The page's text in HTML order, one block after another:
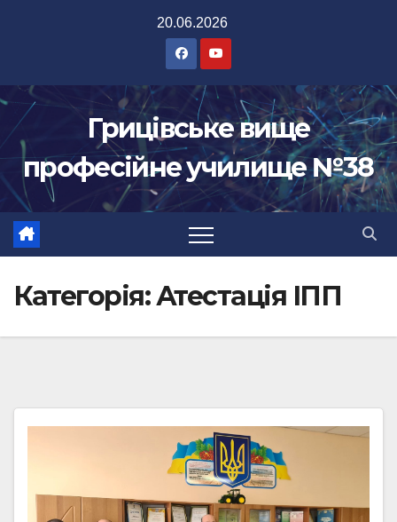
20.06.2026
Грицівське вище
професійне училище №38
Категорія:Атестація ІПП